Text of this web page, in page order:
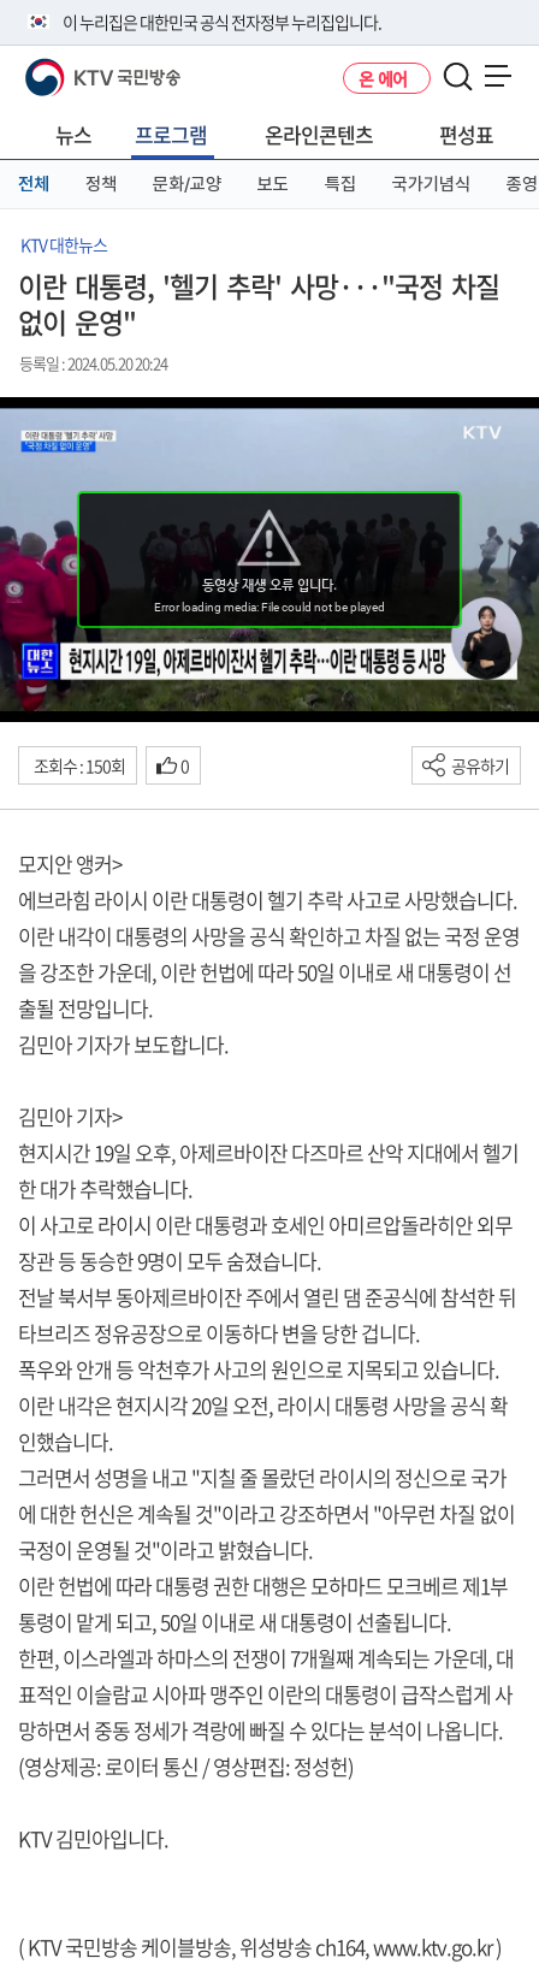
이 누리집은 대한민국 공식 전자정부 누리집입니다.
공식 누리집 주소 확인하기
니다.
이밖에 or.kr 또는 .kr등 다른 도메인 주소를 사용하고 있다면 아래 URL에
서 도메인 주소를 확인해 보세요
KTV 국민방송 온 에어
뉴스 프로그램 온라인콘텐츠 편성표
전체 정책 문화/교양 보도 특집 국가기념식 종영
KTV 대한뉴스
이란 대통령, '헬기 추락' 사망···"국정 차질
없이 운영"
등록일 : 2024.05.20 20:24
조회수 : 150회 0 공유하기
모지안 앵커>
에브라힘 라이시 이란 대통령이 헬기 추락 사고로 사망했습니다.
이란 내각이 대통령의 사망을 공식 확인하고 차질 없는 국정 운영
을 강조한 가운데, 이란 헌법에 따라 50일 이내로 새 대통령이 선
출될 전망입니다.
김민아 기자가 보도합니다.
김민아 기자>
현지시간 19일 오후, 아제르바이잔 다즈마르 산악 지대에서 헬기
한 대가 추락했습니다.
이 사고로 라이시 이란 대통령과 호세인 아미르압돌라히안 외무
장관 등 동승한 9명이 모두 숨졌습니다.
전날 북서부 동아제르바이잔 주에서 열린 댐 준공식에 참석한 뒤
타브리즈 정유공장으로 이동하다 변을 당한 겁니다.
폭우와 안개 등 악천후가 사고의 원인으로 지목되고 있습니다.
이란 내각은 현지시각 20일 오전, 라이시 대통령 사망을 공식 확
인했습니다.
그러면서 성명을 내고 "지칠 줄 몰랐던 라이시의 정신으로 국가
에 대한 헌신은 계속될 것"이라고 강조하면서 "아무런 차질 없이
국정이 운영될 것"이라고 밝혔습니다.
이란 헌법에 따라 대통령 권한 대행은 모하마드 모크베르 제1부
통령이 맡게 되고, 50일 이내로 새 대통령이 선출됩니다.
한편, 이스라엘과 하마스의 전쟁이 7개월째 계속되는 가운데, 대
표적인 이슬람교 시아파 맹주인 이란의 대통령이 급작스럽게 사
망하면서 중동 정세가 격랑에 빠질 수 있다는 분석이 나옵니다.
(영상제공: 로이터 통신 / 영상편집: 정성헌)
KTV 김민아입니다.
( KTV 국민방송 케이블방송, 위성방송 ch164,www.ktv.go.kr)